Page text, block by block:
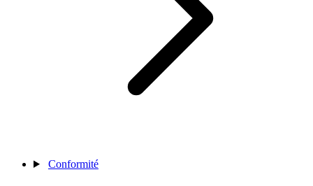
Conformité